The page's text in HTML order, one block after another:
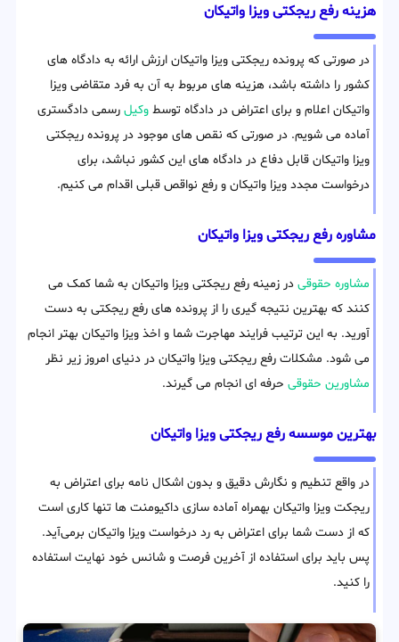
هزینه رفع ریجکتی ویزا واتیکان
در صورتی که پرونده ریجکتی ویزا واتیکان ارزش ارائه به دادگاه های
کشور را داشته باشد، هزینه های مربوط به آن به فرد متقاضی ویزا
واتیکان اعلام و برای اعتراض در دادگاه توسط وکیل رسمی دادگستری
آماده می شویم. در صورتی که نقص های موجود در پرونده ریجکتی
ویزا واتیکان قابل دفاع در دادگاه های این کشور نباشد، برای
درخواست مجدد ویزا واتیکان و رفع نواقص قبلی اقدام می کنیم.
مشاوره رفع ریجکتی ویزا واتیکان
مشاوره حقوقی در زمینه رفع ریجکتی ویزا واتیکان به شما کمک می
کنند که بهترین نتیجه گیری را از پرونده های رفع ریجکتی به دست
آورید. به این ترتیب فرایند مهاجرت شما و اخذ ویزا واتیکان بهتر انجام
می شود. مشکلات رفع ریجکتی ویزا واتیکان در دنیای امروز زیر نظر
مشاورین حقوقی حرفه ای انجام می گیرند.
بهترین موسسه رفع ریجکتی ویزا واتیکان
در واقع تنطیم و نگارش دقیق و بدون اشکال نامه برای اعتراض به
ریجکت ویزا واتیکان بهمراه آماده سازی داکیومنت ها تنها کاری است
که از دست شما برای اعتراض به رد درخواست ویزا واتیکان برمی‌آید.
پس باید برای استفاده از آخرین فرصت و شانس خود نهایت استفاده
را کنید.